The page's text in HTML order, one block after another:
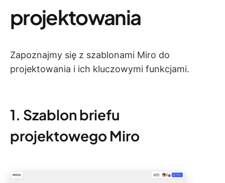
projektowania
Zapoznajmy się z szablonami Miro do
projektowania i ich kluczowymi funkcjami.
1. Szablon briefu
projektowego Miro